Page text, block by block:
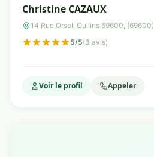
Christine CAZAUX
14 Rue Orsel, Oullins 69600, (69600)
5/5(3 avis)
Voir le profil Appeler